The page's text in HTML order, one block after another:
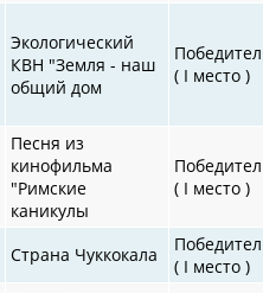
Экологический
КВН "Земля - наш
общий дом
( I место )
Песня из
кинофильма
"Римские
каникулы
( I место )
Страна Чуккокала
( I место )